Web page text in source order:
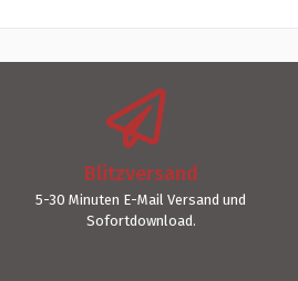
Blitzversand
5-30 Minuten E-Mail Versand und
Sofortdownload.